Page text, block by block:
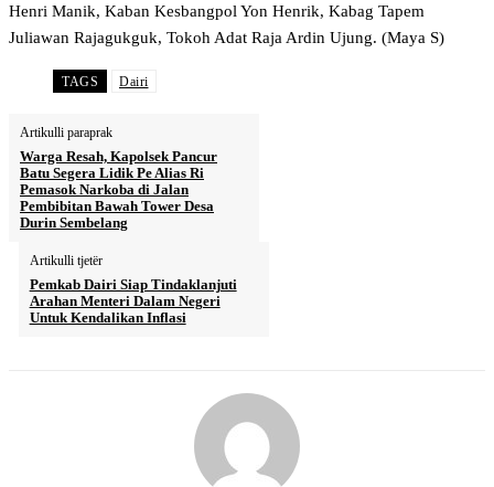
Henri Manik, Kaban Kesbangpol Yon Henrik, Kabag Tapem
Juliawan Rajagukguk, Tokoh Adat Raja Ardin Ujung. (Maya S)
TAGS Dairi
Artikulli paraprak
Warga Resah, Kapolsek Pancur
Batu Segera Lidik Pe Alias Ri
Pemasok Narkoba di Jalan
Pembibitan Bawah Tower Desa
Durin Sembelang
Artikulli tjetër
Pemkab Dairi Siap Tindaklanjuti
Arahan Menteri Dalam Negeri
Untuk Kendalikan Inflasi